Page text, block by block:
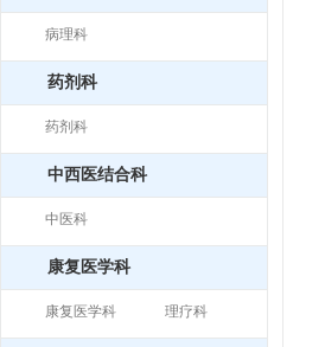
病理科
药剂科
药剂科
中西医结合科
中医科
康复医学科
康复医学科 理疗科